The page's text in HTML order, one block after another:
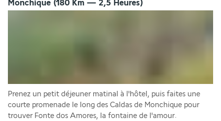
Monchique (180 Km — 2,5 Heures)
Prenez un petit déjeuner matinal à l'hôtel, puis faites une
courte promenade le long des Caldas de Monchique pour
trouver Fonte dos Amores, la fontaine de l'amour.